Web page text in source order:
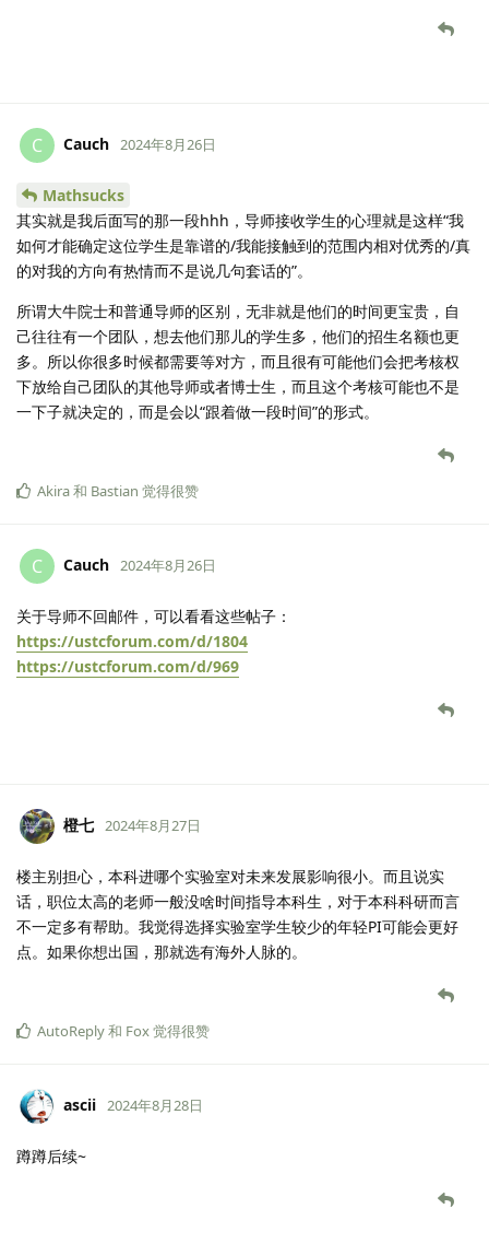
C Cauch 2024年8月26日
Mathsucks
其实就是我后面写的那一段hhh，导师接收学生的心理就是这样“我
如何才能确定这位学生是靠谱的/我能接触到的范围内相对优秀的/真
的对我的方向有热情而不是说几句套话的”。
所谓大牛院士和普通导师的区别，无非就是他们的时间更宝贵，自
己往往有一个团队，想去他们那儿的学生多，他们的招生名额也更
多。所以你很多时候都需要等对方，而且很有可能他们会把考核权
下放给自己团队的其他导师或者博士生，而且这个考核可能也不是
一下子就决定的，而是会以“跟着做一段时间”的形式。
Akira和 Bastian 觉得很赞
C Cauch 2024年8月26日
关于导师不回邮件，可以看看这些帖子：
https://ustcforum.com/d/1804
https://ustcforum.com/d/969
橙七 2024年8月27日
楼主别担心，本科进哪个实验室对未来发展影响很小。而且说实
话，职位太高的老师一般没啥时间指导本科生，对于本科科研而言
不一定多有帮助。我觉得选择实验室学生较少的年轻PI可能会更好
点。如果你想出国，那就选有海外人脉的。
AutoReply和 Fox觉得很赞
ascii 2024年8月28日
蹲蹲后续~